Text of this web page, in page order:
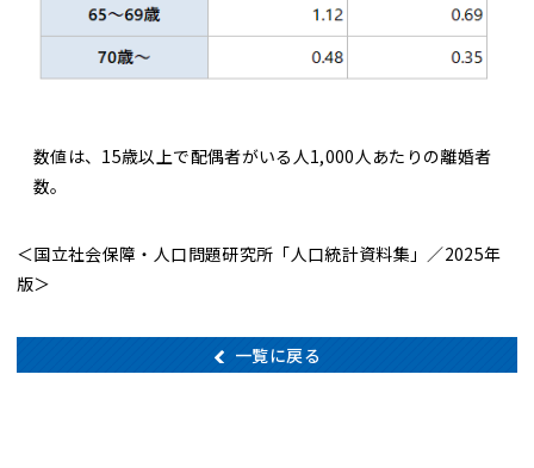
数値は、15歳以上で配偶者がいる人1,000人あたりの離婚者
数。
＜国立社会保障・人口問題研究所「人口統計資料集」／2025年
版＞
一覧に戻る